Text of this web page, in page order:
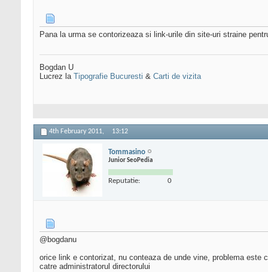
Pana la urma se contorizeaza si link-urile din site-uri straine
Bogdan U
Lucrez la Tipografie Bucuresti & Carti de vizita
4th February 2011, 13:12
Tommasino
Junior SeoPedia
Reputatie: 0
@bogdanu
orice link e contorizat, nu conteaza de unde vine, problema este
catre administratorul directorului